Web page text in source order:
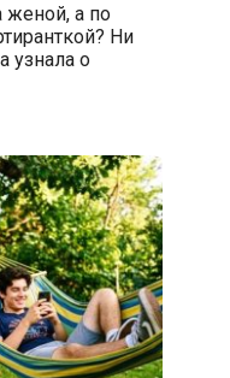
женой, а по
Ни
узнала о